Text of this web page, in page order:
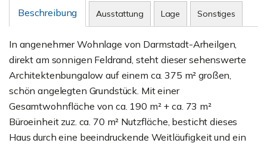
Beschreibung Ausstattung Lage Sonstiges
In angenehmer Wohnlage von Darmstadt-Arheilgen,
direkt am sonnigen Feldrand, steht dieser sehenswerte
Architektenbungalow auf einem ca. 375 m² großen,
schön angelegten Grundstück. Mit einer
Gesamtwohnfläche von ca. 190 m² + ca. 73 m²
Büroeinheit zuz. ca. 70 m² Nutzfläche, besticht dieses
Haus durch eine beeindruckende Weitläufigkeit und ein